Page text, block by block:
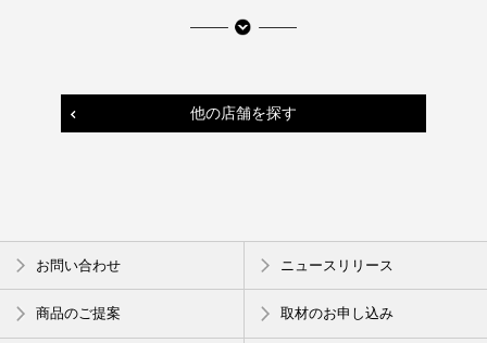
保冷剤一体型弁当 おぼんだま
他の店舗を探す
お問い合わせ ニュースリリース
商品のご提案 取材のお申し込み